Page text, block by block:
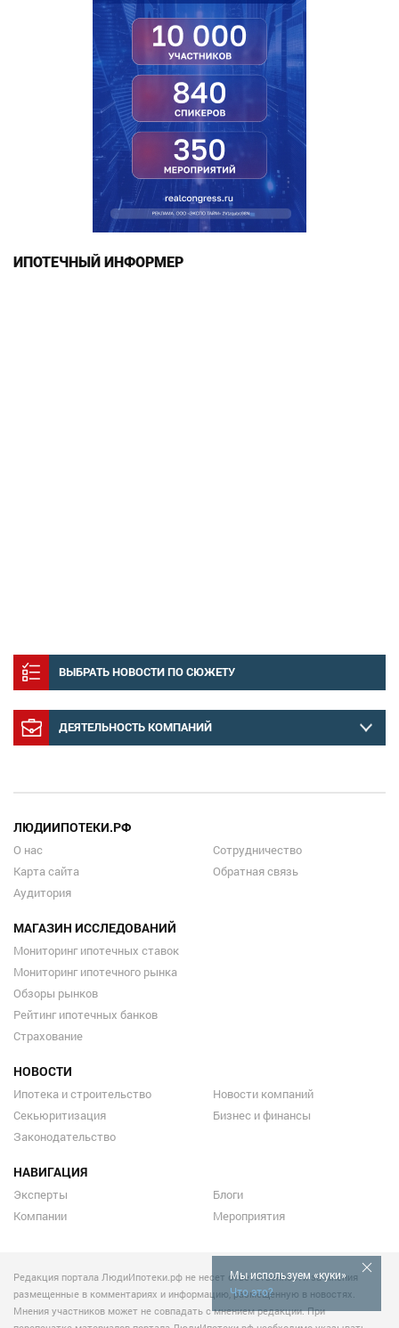
ИПОТЕЧНЫЙ ИНФОРМЕР
ВЫБРАТЬ НОВОСТИ ПО СЮЖЕТУ
ДЕЯТЕЛЬНОСТЬ КОМПАНИЙ
Мы используем «куки»
Что это?
ЛЮДИИПОТЕКИ.РФ
О нас
Карта сайта
Аудитория
Сотрудничество
Обратная связь
МАГАЗИН ИССЛЕДОВАНИЙ
Мониторинг ипотечных ставок
Мониторинг ипотечного рынка
Обзоры рынков
Рейтинг ипотечных банков
Страхование
НОВОСТИ
Ипотека и строительство
Секьюритизация
Законодательство
Новости компаний
Бизнес и финансы
НАВИГАЦИЯ
Эксперты
Компании
Блоги
Мероприятия
Редакция портала ЛюдиИпотеки.рф не несет ответственности за мнения
размещенные в комментариях и информацию, размещенную в новостях.
Мнения участников может не совпадать с мнением редакции. При